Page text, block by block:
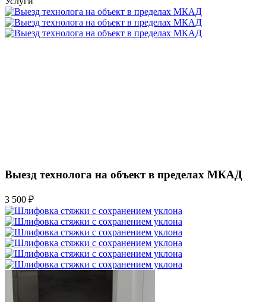
Выезд технолога на объект в пределах МКАД
3 500 ₽